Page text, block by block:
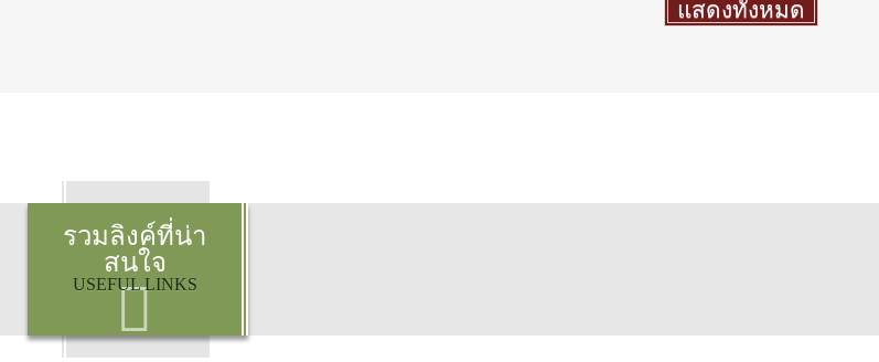
แสดงทั้งหมด
รวมลิงค์ที่น่า
สนใจ
USEFUL LINKS